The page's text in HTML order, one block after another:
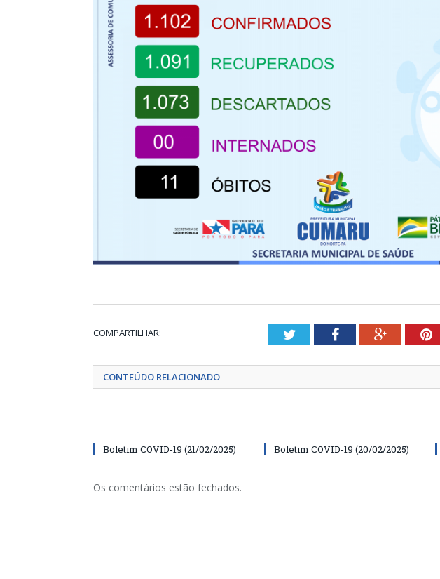
COMPARTILHAR: TwitterFacebookGoogle+
CONTEÚDO RELACIONADO
Boletim COVID-19 (21/02/2025) Boletim COVID-19 (20/02/2025)
Os comentários estão fechados.